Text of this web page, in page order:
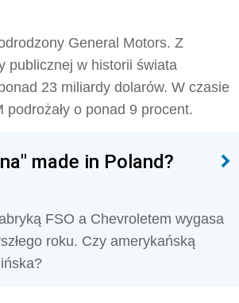
General Motors. Z
publicznej w historii świata
23 miliardy dolarów. W czasie
podrożały o ponad 9 procent.
made in Poland?
FSO a Chevroletem wygasa
roku. Czy amerykańską